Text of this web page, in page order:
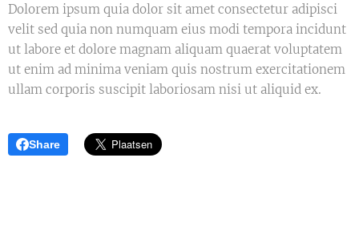
Dolorem ipsum quia dolor sit amet consectetur adipisci
velit sed quia non numquam eius modi tempora incidunt
ut labore et dolore magnam aliquam quaerat voluptatem
ut enim ad minima veniam quis nostrum exercitationem
ullam corporis suscipit laboriosam nisi ut aliquid ex.
Share